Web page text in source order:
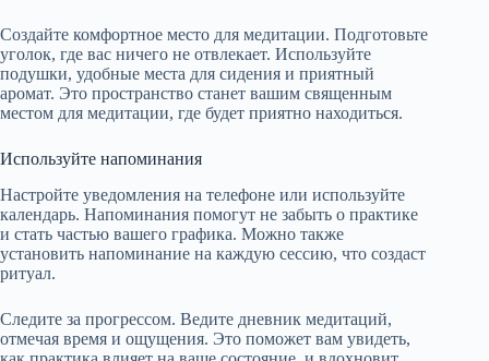
Создайте комфортное место для медитации. Подготовьте
уголок, где вас ничего не отвлекает. Используйте
подушки, удобные места для сидения и приятный
аромат. Это пространство станет вашим священным
местом для медитации, где будет приятно находиться.
Используйте напоминания
Настройте уведомления на телефоне или используйте
календарь. Напоминания помогут не забыть о практике
и стать частью вашего графика. Можно также
установить напоминание на каждую сессию, что создаст
ритуал.
Следите за прогрессом. Ведите дневник медитаций,
отмечая время и ощущения. Это поможет вам увидеть,